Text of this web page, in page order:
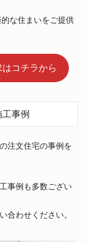
な住まいをご提供
コチラから
事例
注文住宅の事例を
事例も多数ござい
合わせください。